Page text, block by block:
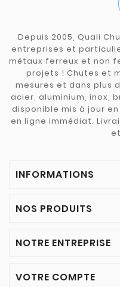
Depuis 2005, Quali
entreprises et
métaux ferreux et non
projets ! Chutes et
mesures et dans plus
acier, aluminium, inox,
disponible mis à jour
en ligne immédiat.
INFORMATIONS
NOS PRODUITS
NOTRE ENTREPRISE
VOTRE COMPTE